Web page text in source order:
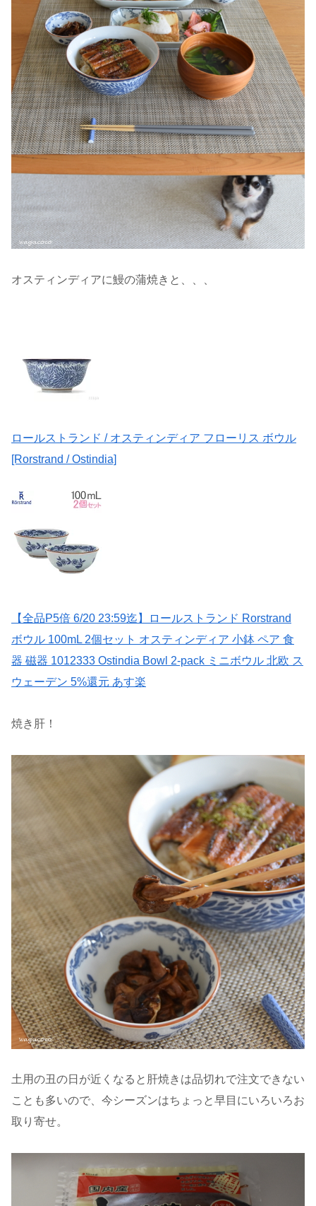
オスティンディアに鰻の蒲焼きと、、、
ロールストランド / オスティンディア フローリス ボウル
[Rorstrand / Ostindia]
【全品P5倍 6/20 23:59迄】ロールストランド Rorstrand
ボウル 100mL 2個セット オスティンディア 小鉢 ペア 食
器 磁器 1012333 Ostindia Bowl 2-pack ミニボウル 北欧 ス
ウェーデン 5%還元 あす楽
焼き肝！
土用の丑の日が近くなると肝焼きは品切れで注文できない
ことも多いので、今シーズンはちょっと早目にいろいろお
取り寄せ。